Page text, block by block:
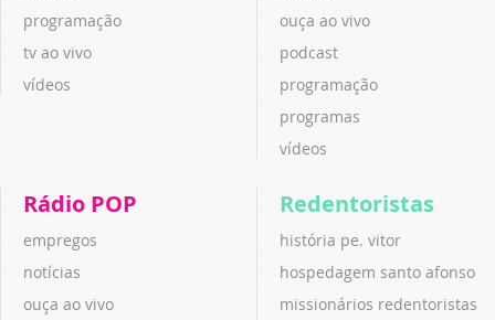
programação
tv ao vivo
vídeos
ouça ao vivo
podcast
programação
programas
vídeos
Rádio POP
empregos
notícias
ouça ao vivo
Redentoristas
história pe. vitor
hospedagem santo afonso
missionários redentoristas